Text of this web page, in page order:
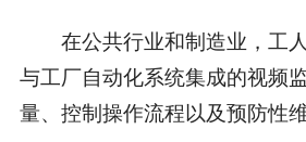
在公共行业和制造业，工
与工厂自动化系统集成的视频
量、控制操作流程以及预防性维